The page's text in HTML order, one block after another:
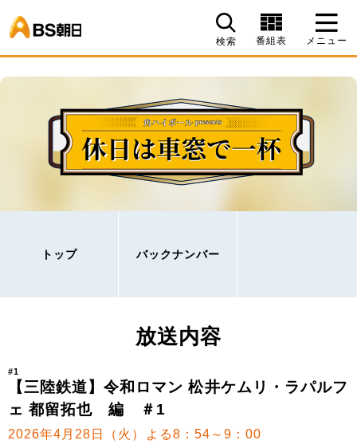
検索 番組表 メニュー
トップ バックナンバー
放送内容
#1
【三陸鉄道】令和ロマン 松井ケムリ・ラパルフ
ェ 都留拓也 編 ＃1
2026年4月28日（火）よる8：54～9：00